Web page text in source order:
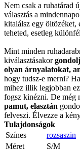
Nem csak a ruhatárad
választás a
kitalálsz egy öltözéket,
teheted, esetleg
Mint minden
kiválasztásakor
olyan árnyalatokat,
hogy tudsz-e merni?
mihez illik legjobban
fogsz kinézni. De még
pamut, elasztán
felveszi. Élvezze a
Tulajdonságok
Színes
rozsaszin
Méret
S/M